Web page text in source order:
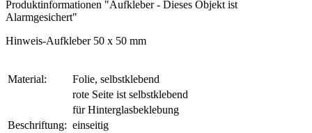
Produktinformationen "Aufkleber - Dieses Objekt ist
Alarmgesichert"
Hinweis-Aufkleber 50 x 50 mm
Material:
Folie, selbstklebend
rote Seite ist selbstklebend
für Hinterglasbeklebung
Beschriftung: einseitig